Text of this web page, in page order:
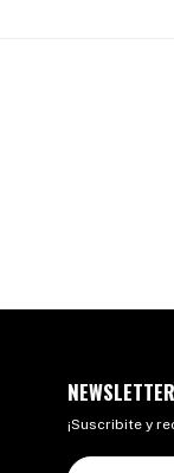
NEWSLETTER
¡Suscribite y